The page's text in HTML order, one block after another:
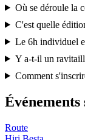
Où se déroule la
C'est quelle
Le 6h individuel
Y a-t-il un
Comment
Route